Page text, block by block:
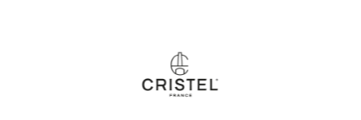
hochwertigen Materialien gefertigt. Beachten Sie bitte unsere
detaillierten Pflegehinweise, damit Sie lange Freude an Ihrer
neuen Crêpepfanne haben. Vertrauen Sie auf unsere Qualität –